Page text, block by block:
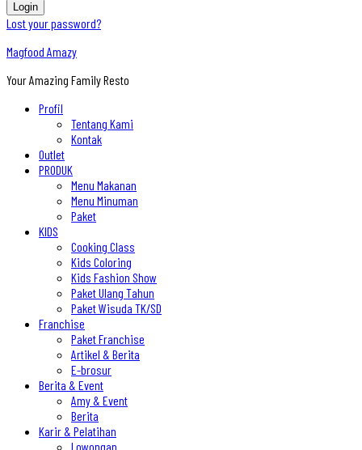
Login
Lost your password?
Magfood Amazy
Your Amazing Family Resto
Profil
Tentang Kami
Kontak
Outlet
PRODUK
Menu Makanan
Menu Minuman
Paket
KIDS
Cooking Class
Kids Coloring
Kids Fashion Show
Paket Ulang Tahun
Paket Wisuda TK/SD
Franchise
Paket Franchise
Artikel & Berita
E-brosur
Berita & Event
Amy & Event
Berita
Karir & Pelatihan
Lowongan